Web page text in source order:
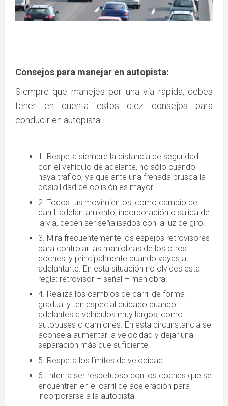
Consejos para manejar en autopista:
Siempre que manejes por una vía rápida, debes
tener en cuenta estos diez consejos para
conducir en autopista:
1. Respeta siempre la distancia de seguridad
con el vehículo de adelante, no sólo cuando
haya trafico, ya que ante una frenada brusca la
posibilidad de colisión es mayor.
2. Todos tus movimientos, como cambio de
carril, adelantamiento, incorporación o salida de
la vía, deben ser señalisados con la luz de giro.
3. Mira frecuentemente los espejos retrovisores
para controlar las maniobras de los otros
coches, y principalmente cuando vayas a
adelantarte. En esta situación no olvides esta
regla: retrovisor – señal – maniobra.
4. Realiza los cambios de carril de forma
gradual y ten especial cuidado cuando
adelantes a vehículos muy largos, como
autobuses o camiones. En esta circunstancia se
aconseja aumentar la velocidad y dejar una
separación más que suficiente.
5. Respeta los límites de velocidad.
6. Intenta ser respetuoso con los coches que se
encuentren en el carril de aceleración para
incorporarse a la autopista.